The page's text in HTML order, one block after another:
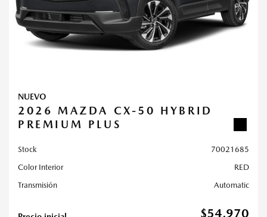
NUEVO
2026 MAZDA CX-50 HYBRID
PREMIUM PLUS
Stock
70021685
Color Interior
RED
Transmisión
Automatic
$54,970